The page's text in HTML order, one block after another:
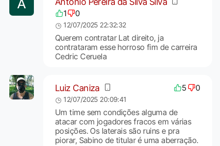
1 0
12/07/2025 22:32:32
Querem contratar Lat direito, ja
contrataram esse horroso fim de carreira
Cedric Ceruela
Luiz Caniza 5 0
12/07/2025 20:09:41
Um time sem condições alguma de
atacar com jogadores fracos em várias
posições. Os laterais são ruins e pra
piorar, Sabino de titular é uma aberração.